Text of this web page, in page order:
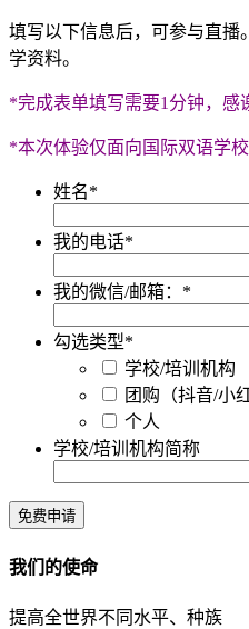
填写以下信息后，可参与直播
学资料。
*完成表单填写需要1分钟，感
*本次体验仅面向国际双语学
姓名*
我的电话*
我的微信/邮箱： *
勾选类型*
学校/培训机构
团购（抖音/小
个人
学校/培训机构简称
免费申请
我们的使命
提高全世界不同水平、种族